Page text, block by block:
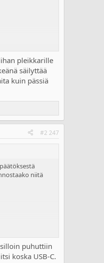
pleikkarille
säilyttää
kuin pässiä
#2 247
niitä
puhuttiin
koska USB-C.